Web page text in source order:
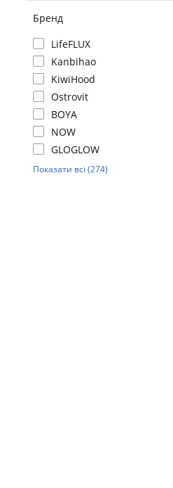
Бренд
LifeFLUX
Kanbihao
KiwiHood
Ostrovit
BOYA
NOW
GLOGLOW
Показати всі (274)